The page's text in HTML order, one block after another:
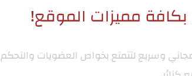
مميزات الموقع!
وسريع لتتمتع بخواص العضويات والتحكم